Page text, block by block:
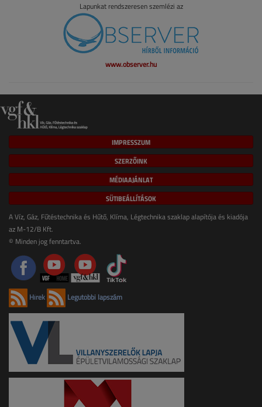
Lapunkat rendszeresen szemlézi az
www.observer.hu
IMPRESSZUM
SZERZŐINK
MÉDIAAJÁNLAT
SÜTIBEÁLLÍTÁSOK
A Víz, Gáz, Fűtéstechnika és Hűtő, Klíma, Légtechnika szaklap alapítója és kiadója
az M-12/B Kft.
© Minden jog fenntartva.
Hírek Legutóbbi lapszám